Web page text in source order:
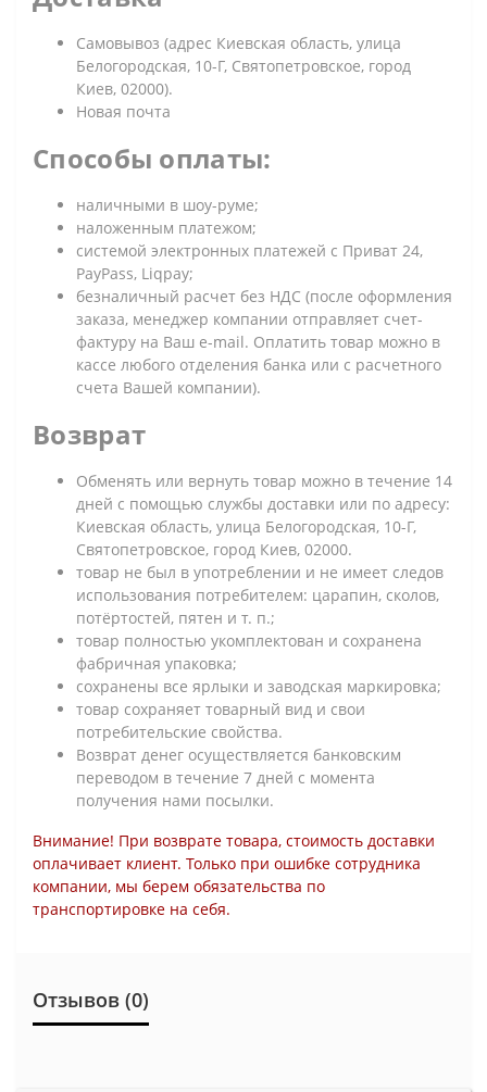
Самовывоз (адрес Киевская область, улица
Белогородская, 10-Г, Святопетровское, город
Киев, 02000).
Новая почта
Способы оплаты:
наличными в шоу-руме;
наложенным платежом;
системой электронных платежей с Приват 24,
PayPass, Liqpay;
безналичный расчет без НДС (после оформления
заказа, менеджер компании отправляет счет-
фактуру на Ваш e-mail. Оплатить товар можно в
кассе любого отделения банка или с расчетного
счета Вашей компании).
Возврат
Обменять или вернуть товар можно в течение 14
дней с помощью службы доставки или по адресу:
Киевская область, улица Белогородская, 10-Г,
Святопетровское, город Киев, 02000.
товар не был в употреблении и не имеет следов
использования потребителем: царапин, сколов,
потёртостей, пятен и т. п.;
товар полностью укомплектован и сохранена
фабричная упаковка;
сохранены все ярлыки и заводская маркировка;
товар сохраняет товарный вид и свои
потребительские свойства.
Возврат денег осуществляется банковским
переводом в течение 7 дней с момента
получения нами посылки.
Внимание! При возврате товара, стоимость доставки
оплачивает клиент. Только при ошибке сотрудника
компании, мы берем обязательства по
транспортировке на себя.
Отзывов (0)